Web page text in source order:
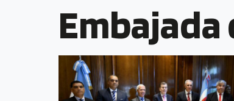
Embajada